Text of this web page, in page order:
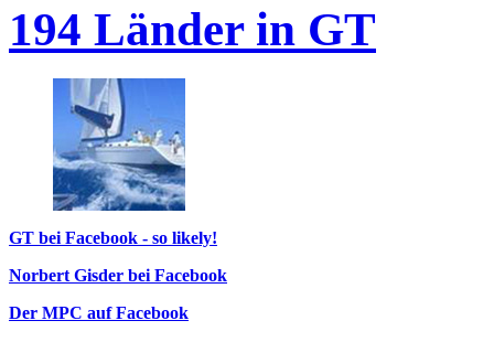
194 Länder in GT
GT bei Facebook - so likely!
Norbert Gisder bei Facebook
Der MPC auf Facebook